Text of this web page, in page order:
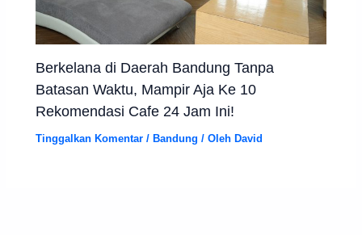
Berkelana di Daerah Bandung Tanpa
Batasan Waktu, Mampir Aja Ke 10
Rekomendasi Cafe 24 Jam Ini!
Tinggalkan Komentar / Bandung / Oleh David